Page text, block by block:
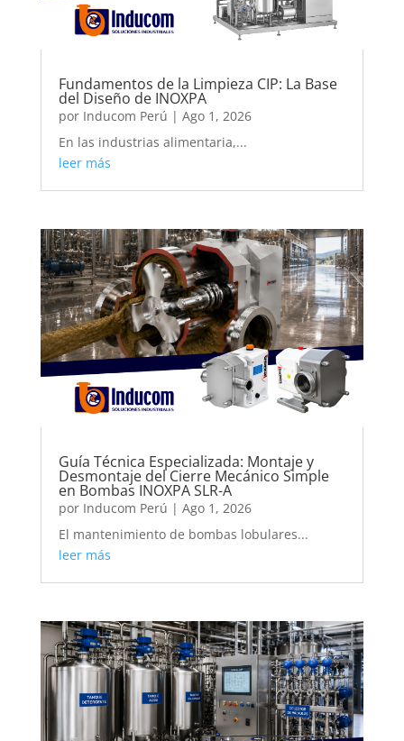
Fundamentos de la Limpieza CIP: La Base
del Diseño de INOXPA
por Inducom Perú | Ago 1, 2026
En las industrias alimentaria,...
leer más
Guía Técnica Especializada: Montaje y
Desmontaje del Cierre Mecánico Simple
en Bombas INOXPA SLR-A
por Inducom Perú | Ago 1, 2026
El mantenimiento de bombas lobulares...
leer más